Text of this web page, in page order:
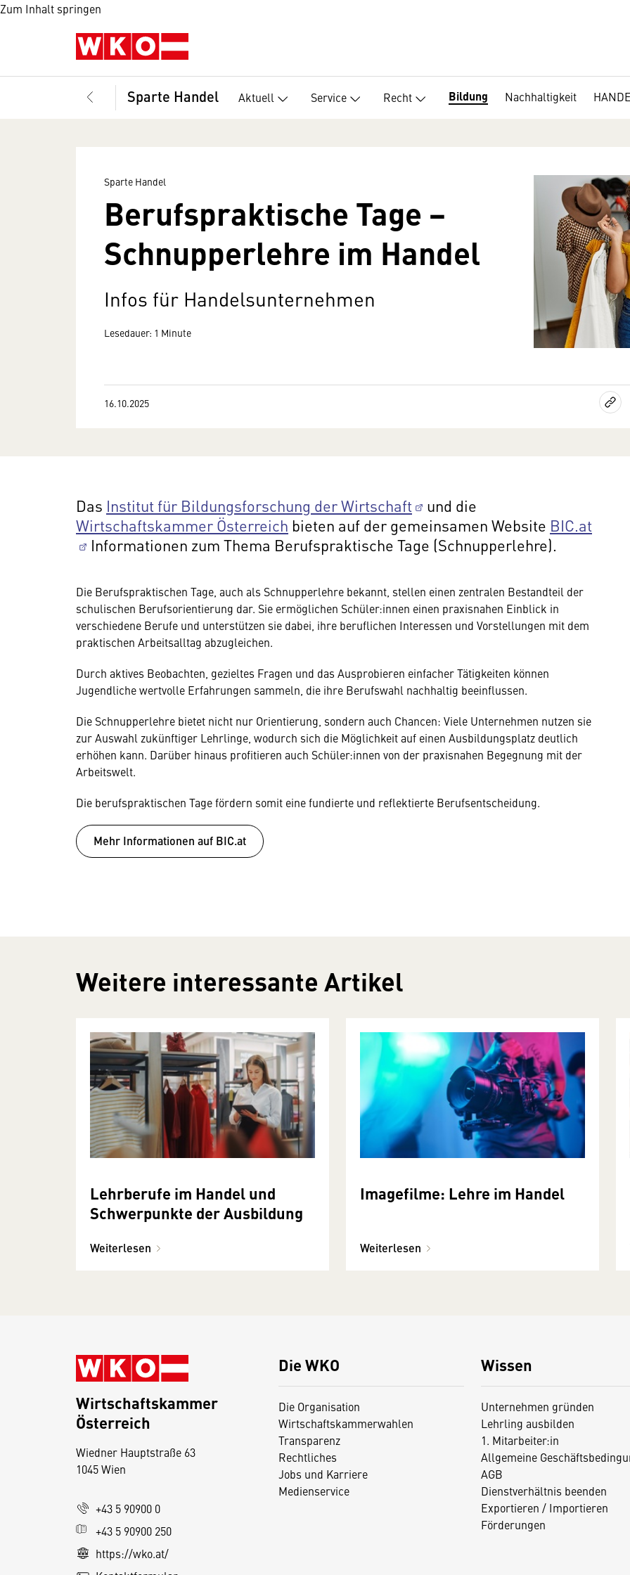
Zum Inhalt springen
Sparte Handel Aktuell Service Recht Bildung Nachhaltigkeit
Sparte Handel
Berufspraktische Tage −
Schnupperlehre im Handel
Infos für Handelsunternehmen
Lesedauer: 1 Minute
16.10.2025
Das Institut für Bildungsforschung der Wirtschaft
und die
Wirtschaftskammer Österreich bieten auf der gemeinsamen Website BIC.at
Informationen zum Thema Berufspraktische Tage (Schnupperlehre).
Die Berufspraktischen Tage, auch als Schnupperlehre bekannt, stellen einen zentralen Bestandteil der
schulischen Berufsorientierung dar. Sie ermöglichen Schüler:innen einen praxisnahen Einblick in
verschiedene Berufe und unterstützen sie dabei, ihre beruflichen Interessen und Vorstellungen mit dem
praktischen Arbeitsalltag abzugleichen.
Durch aktives Beobachten, gezieltes Fragen und das Ausprobieren einfacher Tätigkeiten können
Jugendliche wertvolle Erfahrungen sammeln, die ihre Berufswahl nachhaltig beeinflussen.
Die Schnupperlehre bietet nicht nur Orientierung, sondern auch Chancen: Viele Unternehmen nutzen sie
zur Auswahl zukünftiger Lehrlinge, wodurch sich die Möglichkeit auf einen Ausbildungsplatz deutlich
erhöhen kann. Darüber hinaus profitieren auch Schüler:innen von der praxisnahen Begegnung mit der
Arbeitswelt.
Die berufspraktischen Tage fördern somit eine fundierte und reflektierte Berufsentscheidung.
Mehr Informationen auf BIC.at
Weitere interessante Artikel
Lehrberufe im Handel und
Schwerpunkte der Ausbildung
Weiterlesen
Imagefilme: Lehre im Handel
Weiterlesen
Die WKO
Die Organisation
Wirtschaftskammerwahlen
Transparenz
Rechtliches
Jobs und Karriere
Medienservice
Wissen
Unternehmen gründen
Lehrling ausbilden
1. Mitarbeiter:in
Allgemeine
AGB
Dienstverhältnis beenden
Exportieren / Importieren
Förderungen
Wirtschaftskammer
Österreich
Wiedner Hauptstraße 63
1045 Wien
+43 5 90900 0
+43 5 90900 250
https://wko.at/